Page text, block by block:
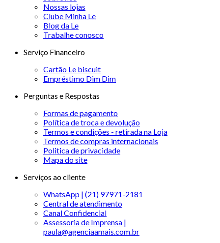
Nossas lojas
Clube Minha Le
Blog da Le
Trabalhe conosco
Serviço Financeiro
Cartão Le biscuit
Empréstimo Dim Dim
Perguntas e Respostas
Formas de pagamento
Política de troca e devolução
Termos e condições - retirada na Loja
Termos de compras internacionais
Politica de privacidade
Mapa do site
Serviços ao cliente
WhatsApp | (21) 97971-2181
Central de atendimento
Canal Confidencial
Assessoria de Imprensa |
paula@agenciaamais.com.br